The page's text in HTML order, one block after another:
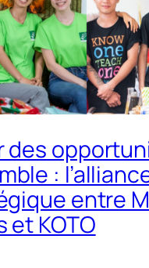
des
:
entre
et KOTO